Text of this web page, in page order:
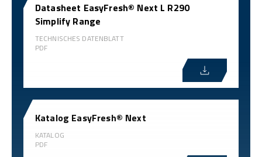
Datasheet EasyFresh® Next L R290
Simplify Range
TECHNISCHES DATENBLATT
PDF
Katalog EasyFresh® Next
KATALOG
PDF